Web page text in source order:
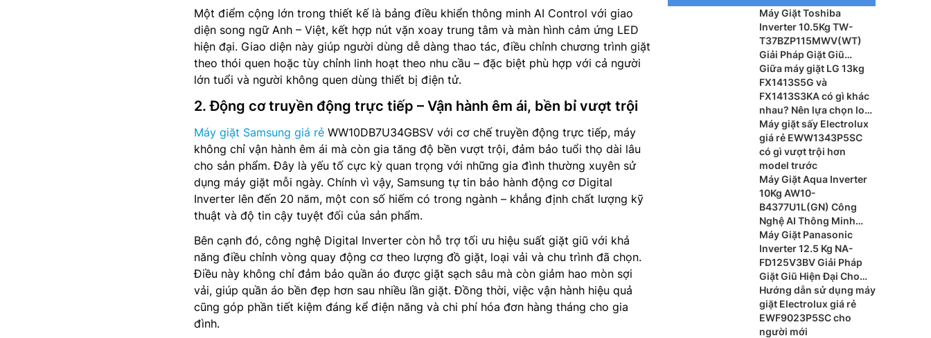
Một điểm cộng lớn trong thiết kế là bảng điều khiển thông minh AI Control với giao
diện song ngữ Anh – Việt, kết hợp nút vặn xoay trung tâm và màn hình cảm ứng LED
hiện đại. Giao diện này giúp người dùng dễ dàng thao tác, điều chỉnh chương trình giặt
theo thói quen hoặc tùy chỉnh linh hoạt theo nhu cầu – đặc biệt phù hợp với cả người
lớn tuổi và người không quen dùng thiết bị điện tử.
2. Động cơ truyền động trực tiếp – Vận hành êm ái, bền bỉ vượt trội
Máy giặt Samsung giá rẻ WW10DB7U34GBSV với cơ chế truyền động trực tiếp, máy
không chỉ vận hành êm ái mà còn gia tăng độ bền vượt trội, đảm bảo tuổi thọ dài lâu
cho sản phẩm. Đây là yếu tố cực kỳ quan trọng với những gia đình thường xuyên sử
dụng máy giặt mỗi ngày. Chính vì vậy, Samsung tự tin bảo hành động cơ Digital
Inverter lên đến 20 năm, một con số hiếm có trong ngành – khẳng định chất lượng kỹ
thuật và độ tin cậy tuyệt đối của sản phẩm.
Bên cạnh đó, công nghệ Digital Inverter còn hỗ trợ tối ưu hiệu suất giặt giũ với khả
năng điều chỉnh vòng quay động cơ theo lượng đồ giặt, loại vải và chu trình đã chọn.
Điều này không chỉ đảm bảo quần áo được giặt sạch sâu mà còn giảm hao mòn sợi
vải, giúp quần áo bền đẹp hơn sau nhiều lần giặt. Đồng thời, việc vận hành hiệu quả
cũng góp phần tiết kiệm đáng kể điện năng và chi phí hóa đơn hàng tháng cho gia
đình.
Máy Giặt Toshiba
Inverter 10.5Kg TW-
T37BZP115MWV(WT)
Giải Pháp Giặt Giũ
Thông Minh Cho Gia
Đình Hiện Đại
Giữa máy giặt LG 13kg
FX1413S5G và
FX1413S3KA có gì khác
nhau? Nên lựa chọn loại
nào?
Máy giặt sấy Electrolux
giá rẻ EWW1343P5SC
có gì vượt trội hơn
model trước
Máy Giặt Aqua Inverter
10Kg AW10-
B4377U1L(GN) Công
Nghệ AI Thông Minh
Cho Gia Đình Hiện Đại
Máy Giặt Panasonic
Inverter 12.5 Kg NA-
FD125V3BV Giải Pháp
Giặt Giũ Hiện Đại Cho
Gia Đình Đông Thành
Viên
Hướng dẫn sử dụng máy
giặt Electrolux giá rẻ
EWF9023P5SC cho
người mới